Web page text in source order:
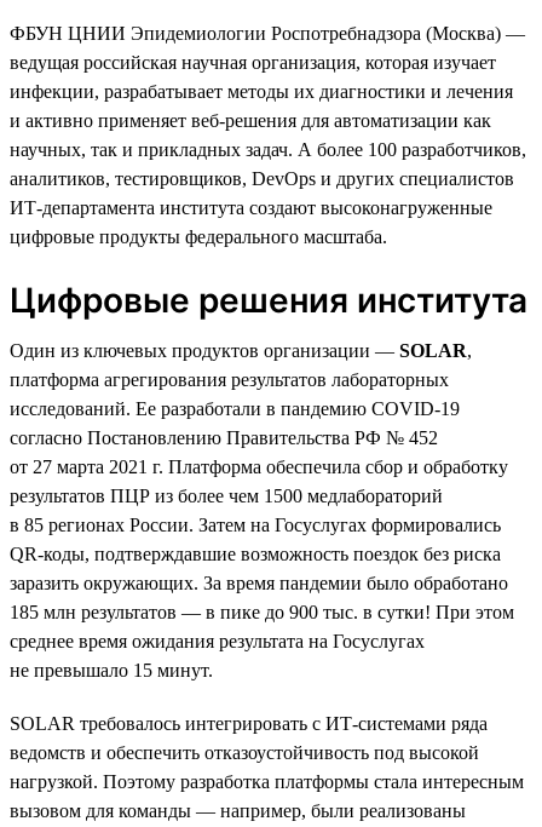
ФБУН ЦНИИ Эпидемиологии Роспотребнадзора (Москва) —
ведущая российская научная организация, которая изучает
инфекции, разрабатывает методы их диагностики и лечения
и активно применяет веб-решения для автоматизации как
научных, так и прикладных задач. А более 100 разработчиков,
аналитиков, тестировщиков, DevOps и других специалистов
ИТ-департамента института создают высоконагруженные
цифровые продукты федерального масштаба.
Цифровые решения института
Один из ключевых продуктов организации — SOLAR,
платформа агрегирования результатов лабораторных
исследований. Ее разработали в пандемию COVID-19
согласно Постановлению Правительства РФ № 452
от 27 марта 2021 г. Платформа обеспечила сбор и обработку
результатов ПЦР из более чем 1500 медлабораторий
в 85 регионах России. Затем на Госуслугах формировались
QR-коды, подтверждавшие возможность поездок без риска
заразить окружающих. За время пандемии было обработано
185 млн результатов — в пике до 900 тыс. в сутки! При этом
среднее время ожидания результата на Госуслугах
не превышало 15 минут.
SOLAR требовалось интегрировать с ИТ-системами ряда
ведомств и обеспечить отказоустойчивость под высокой
нагрузкой. Поэтому разработка платформы стала интересным
вызовом для команды — например, были реализованы